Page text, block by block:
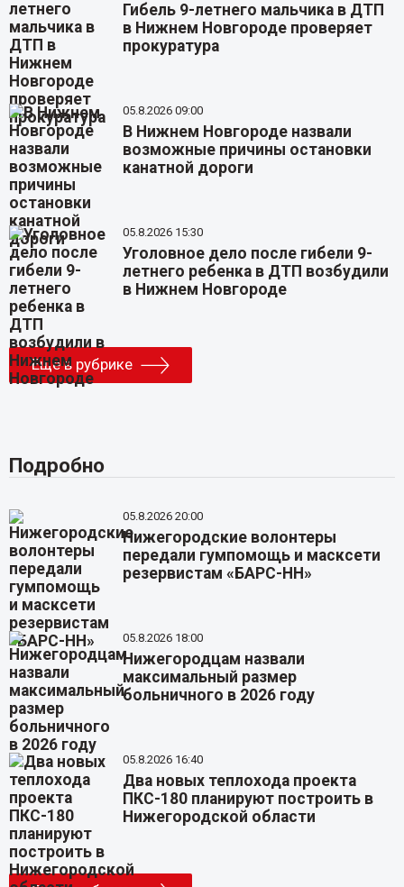
Гибель 9-летнего мальчика в ДТП
в Нижнем Новгороде проверяет
прокуратура
05.8.2026 09:00
В Нижнем Новгороде назвали
возможные причины остановки
канатной дороги
05.8.2026 15:30
Уголовное дело после гибели 9-
летнего ребенка в ДТП возбудили
в Нижнем Новгороде
Еще в рубрике
Подробно
05.8.2026 20:00
Нижегородские волонтеры
передали гумпомощь и масксети
резервистам «БАРС-НН»
05.8.2026 18:00
Нижегородцам назвали
максимальный размер
больничного в 2026 году
05.8.2026 16:40
Два новых теплохода проекта
ПКС-180 планируют построить в
Нижегородской области